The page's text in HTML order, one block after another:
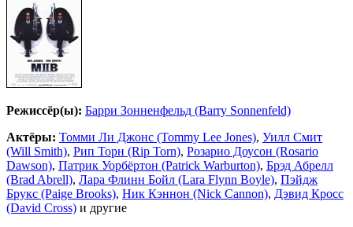
Режиссёр(ы): Барри Зонненфельд (Barry Sonnenfeld)
Актёры: Томми Ли Джонс (Tommy Lee Jones), Уилл Смит
(Will Smith), Рип Торн (Rip Torn), Розарио Доусон (Rosario
Dawson), Патрик Уорбёртон (Patrick Warburton), Брэд Абрелл
(Brad Abrell), Лара Флинн Бойл (Lara Flynn Boyle), Пэйдж
Брукс (Paige Brooks), Ник Кэннон (Nick Cannon), Дэвид Кросс
(David Cross) и другие